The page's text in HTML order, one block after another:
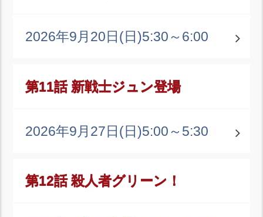
2026年9月20日(日)5:30～6:00
第11話 新戦士ジュン登場
2026年9月27日(日)5:00～5:30
第12話 殺人者グリーン！